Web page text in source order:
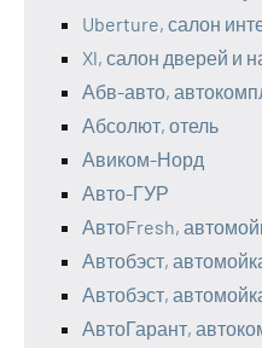
Uberture, салон
Xl, салон дверей и
Абв-авто,
Абсолют, отель
Авиком-Норд
Авто-ГУР
АвтоFresh,
Автобэст,
Автобэст,
АвтоГарант,